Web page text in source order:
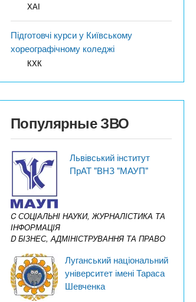
ХАІ
Підготовчі курси у Київському
хореографічному коледжі
КХК
Популярные ЗВО
Львівський інститут
ПрАТ "ВНЗ "МАУП"
C СОЦІАЛЬНІ НАУКИ, ЖУРНАЛІСТИКА ТА
ІНФОРМАЦІЯ
D БІЗНЕС, АДМІНІСТРУВАННЯ ТА ПРАВО
Луганський національний
університет імені Тараса
Шевченка